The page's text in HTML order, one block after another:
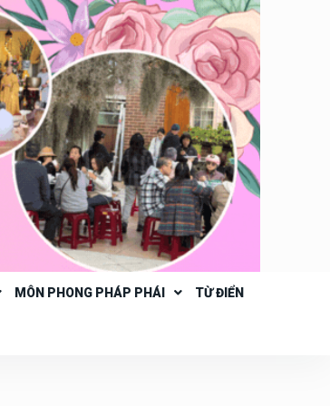
MÔN PHONG PHÁP PHÁI TỪ ĐIỂN